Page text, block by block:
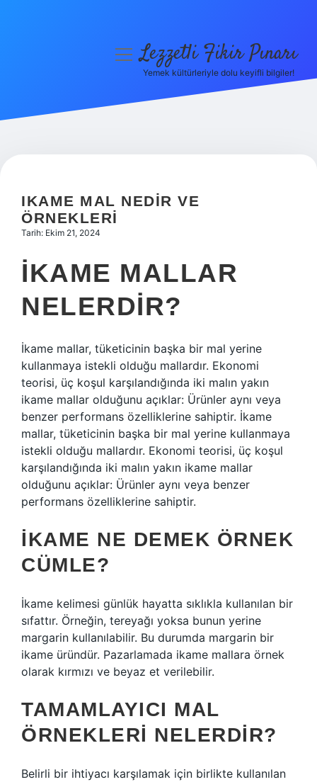
Hakkımızda
menüyüLezzetli Fikir Pınarı
Yemek kültürleriyle dolu keyifli bilgiler!
IKAME MAL NEDIR VE
ÖRNEKLERI
Tarih: Ekim 21, 2024
İKAME MALLAR
NELERDIR?
İkame mallar, tüketicinin başka bir mal yerine
kullanmaya istekli olduğu mallardır. Ekonomi
teorisi, üç koşul karşılandığında iki malın yakın
ikame mallar olduğunu açıklar: Ürünler aynı veya
benzer performans özelliklerine sahiptir. İkame
mallar, tüketicinin başka bir mal yerine kullanmaya
istekli olduğu mallardır. Ekonomi teorisi, üç koşul
karşılandığında iki malın yakın ikame mallar
olduğunu açıklar: Ürünler aynı veya benzer
performans özelliklerine sahiptir.
İKAME NE DEMEK ÖRNEK
CÜMLE?
İkame kelimesi günlük hayatta sıklıkla kullanılan bir
sıfattır. Örneğin, tereyağı yoksa bunun yerine
margarin kullanılabilir. Bu durumda margarin bir
ikame üründür. Pazarlamada ikame mallara örnek
olarak kırmızı ve beyaz et verilebilir.
TAMAMLAYICI MAL
ÖRNEKLERI NELERDIR?
Belirli bir ihtiyacı karşılamak için birlikte kullanılan